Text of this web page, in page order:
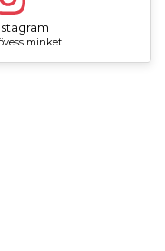
minket!